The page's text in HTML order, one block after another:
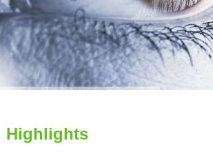
Highlights